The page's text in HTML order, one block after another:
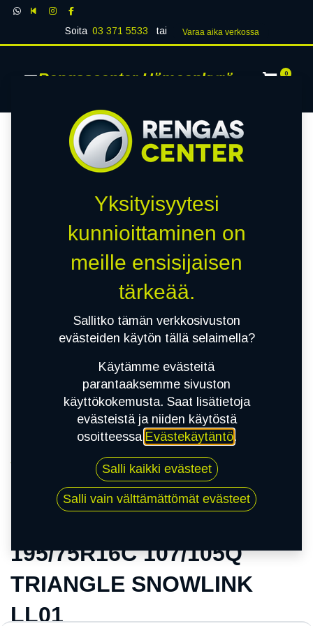
Soita 03 371 5533 tai Varaa aika verk​​​​ossa
Rengascenter Hämeenkyrö 0
195/75R16C 107/105Q TRIANGLE SNOWLINK
195/75R16C 107/105Q
TRIANGLE SNOWLINK
LL01
Yksityisyytesi
kunnioittaminen on
meille ensisijaisen
tärkeää.
Sallitko tämän verkkosivuston
evästeiden käytön tällä selaimella?
Käytämme evästeitä
parantaaksemme sivuston
käyttökokemusta. Saat lisätietoja
evästeistä ja niiden käytöstä
osoitteessa Evästekäytäntö.
Salli kaikki evästeet
Salli vain välttämättömät evästeet